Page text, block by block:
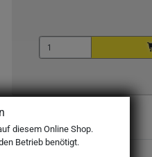
diesem Online Shop.
Betrieb benötigt.